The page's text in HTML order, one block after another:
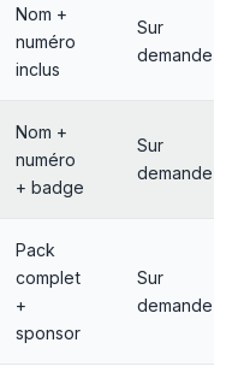
Nom +
numéro
inclus
Sur
demande
Nom +
numéro
+ badge
Sur
demande
Pack
complet
+
sponsor
Sur
demande